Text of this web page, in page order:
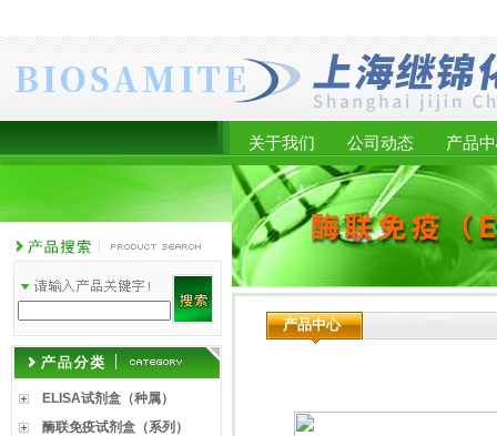
关于我们 公司动态 产品
ELISA试剂盒（种属）
酶联免疫试剂盒（系列）
产品中心